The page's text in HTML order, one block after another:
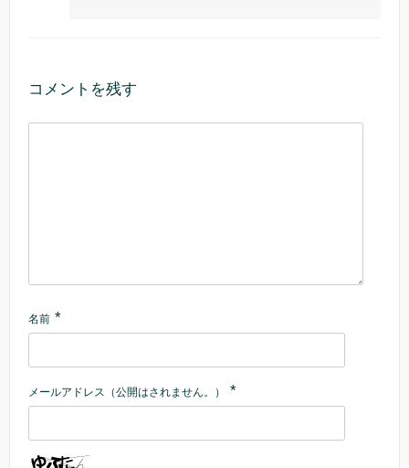
コメントを残す
名前 *
メールアドレス（公開はされません。） *